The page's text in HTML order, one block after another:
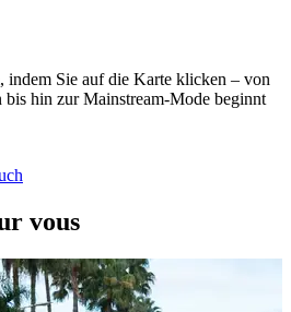
indem Sie auf die Karte klicken – von
bis hin zur Mainstream-Mode beginnt
vous